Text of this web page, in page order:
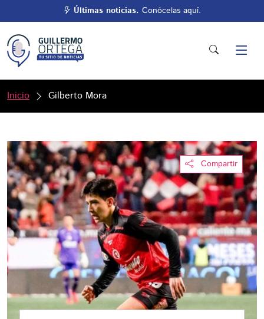
Últimas noticias. Conócelas aquí.
Inicio Gilberto Mora
Compartir